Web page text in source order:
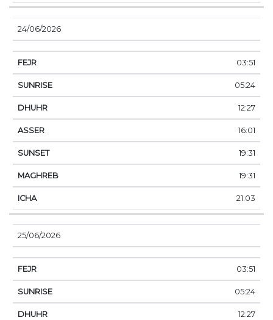
24/06/2026
03:51
05:24
12:27
16:01
19:31
19:31
21:03
25/06/2026
03:51
05:24
12:27